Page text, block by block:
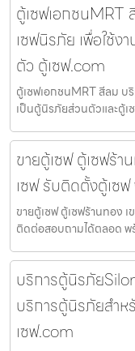
ตู้เซฟเอกชนMRT
เซฟนิรภัย เพื่อใช้
ตัว ตู้เซฟ.com
ตู้เซฟเอกชนMRT สีลม บ
เป็นตู้นิรภัยส่วนตัวและตู้
ขายตู้เซฟ ตู้เซฟร้
เซฟ รับติดตั้งตู้เซ
ขายตู้เซฟ ตู้เซฟร้านทอง
ติดต่อสอบถามได้ตลอด พ
บริการตู้นิรภัย
บริการตู้นิรภัยสำห
เซฟ.com